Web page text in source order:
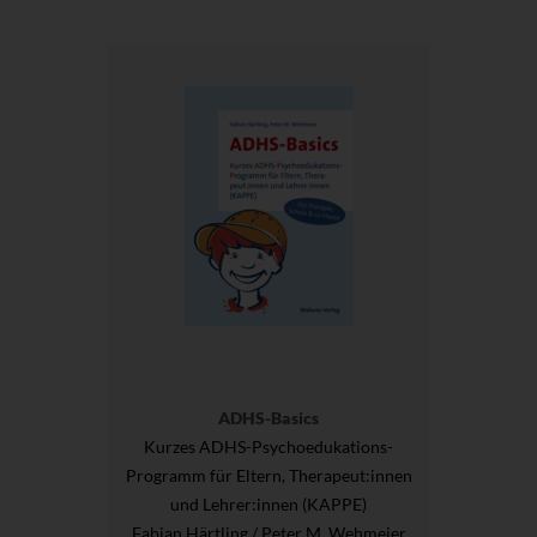
ADHS-Basics
Kurzes ADHS-Psychoedukations-
Programm für Eltern, Therapeut:innen
und Lehrer:innen (KAPPE)
Fabian Härtling / Peter M. Wehmeier